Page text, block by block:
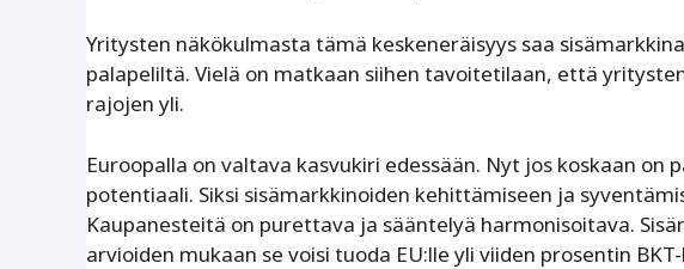
Yritysten näkökulmasta tämä keskeneräisyys saa
palapeliltä. Vielä on matkaan siihen tavoitetilaan, että
rajojen yli.
Euroopalla on valtava kasvukiri edessään. Nyt jos koskaan
potentiaali. Siksi sisämarkkinoiden kehittämiseen ja
Kaupanesteitä on purettava ja sääntelyä harmonisoitava.
arvioiden mukaan se voisi tuoda EU:lle yli viiden prosentin